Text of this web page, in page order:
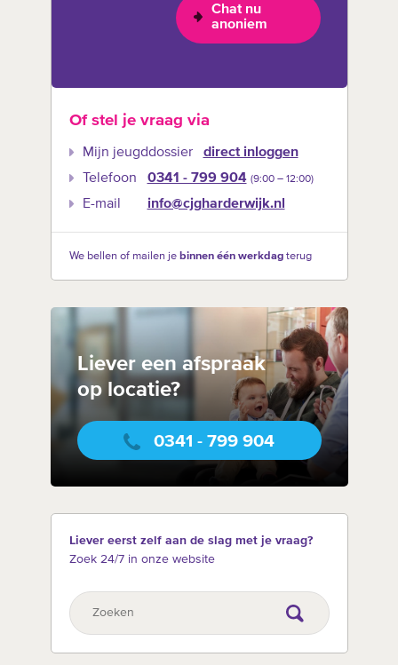
Chat nu
anoniem
Of stel je vraag via
Mijn jeugddossier
direct inloggen
Telefoon
0341 - 799 904 (9:00 –‍ 12:00)
E-mail info@cjgharderwijk.nl
We bellen of mailen je binnen één werkdagterug
Liever een afspraak
op locatie?
0341 - 799 904
Liever eerst zelf aan de slag met je vraag?
Zoek 24/7 in onze website